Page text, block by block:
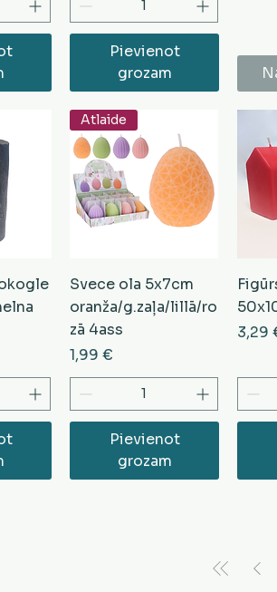
Pievienot
grozam
Atlaide
Svece ola 5x7cm
oranža/g.zaļa/lillā/ro
zā 4ass
Cena
1,99 €
Pievienot
grozam
Cena
3,29